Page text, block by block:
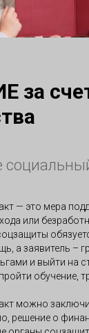
за
— это мера
или
а заявитель –
и выйти на
обучение,
можно
решение о